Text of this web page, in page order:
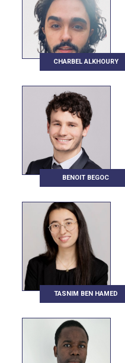
CHARBEL ALKHOURY
BENOIT BEGOC
TASNIM BEN HAMED